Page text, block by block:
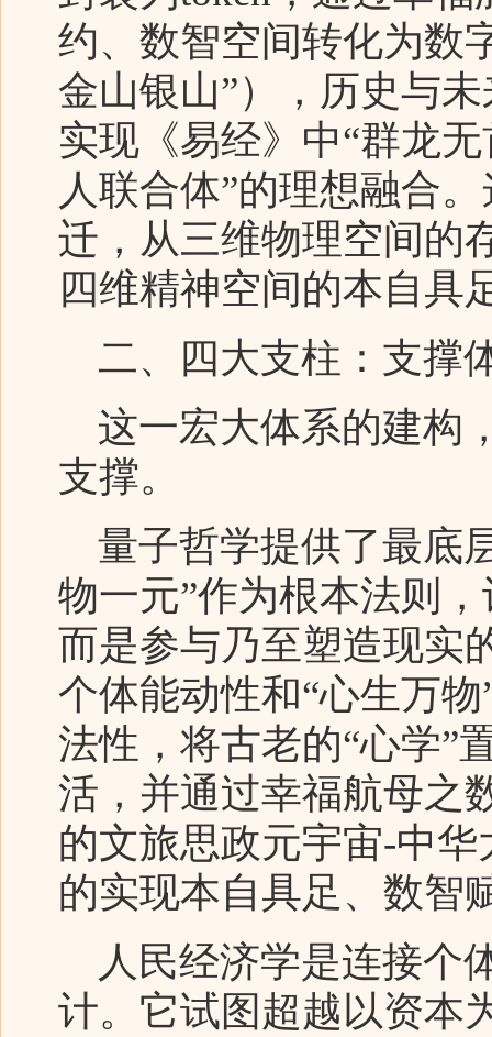
约、数智空间转化为数
金山银山”），历史与
实现《易经》中“群龙
人联合体”的理想融合
迁，从三维物理空间的
四维精神空间的本自具
二、四大支柱：支撑
这一宏大体系的建构
支撑。
量子哲学提供了最底
物一元”作为根本法则
而是参与乃至塑造现实
个体能动性和“心生万
法性，将古老的“心学”
活，并通过幸福航母之
的文旅思政元宇宙-中
的实现本自具足、数智
人民经济学是连接个
计。它试图超越以资本